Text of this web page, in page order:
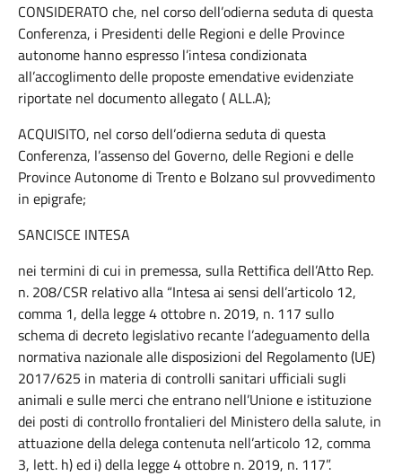
CONSIDERATO che, nel corso dell’odierna seduta di questa
Conferenza, i Presidenti delle Regioni e delle Province
autonome hanno espresso l’intesa condizionata
all’accoglimento delle proposte emendative evidenziate
riportate nel documento allegato ( ALL.A);
ACQUISITO, nel corso dell’odierna seduta di questa
Conferenza, l’assenso del Governo, delle Regioni e delle
Province Autonome di Trento e Bolzano sul provvedimento
in epigrafe;
SANCISCE INTESA
nei termini di cui in premessa, sulla Rettifica dell’Atto Rep.
n. 208/CSR relativo alla “Intesa ai sensi dell’articolo 12,
comma 1, della legge 4 ottobre n. 2019, n. 117 sullo
schema di decreto legislativo recante l’adeguamento della
normativa nazionale alle disposizioni del Regolamento (UE)
2017/625 in materia di controlli sanitari ufficiali sugli
animali e sulle merci che entrano nell’Unione e istituzione
dei posti di controllo frontalieri del Ministero della salute, in
attuazione della delega contenuta nell’articolo 12, comma
3, lett. h) ed i) della legge 4 ottobre n. 2019, n. 117”.